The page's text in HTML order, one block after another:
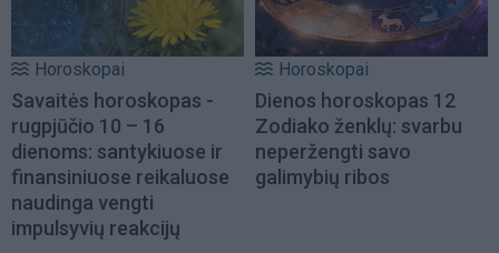
Horoskopai
Savaitės horoskopas -
rugpjūčio 10 – 16
dienoms: santykiuose ir
finansiniuose reikaluose
naudinga vengti
impulsyvių reakcijų
Horoskopai
Dienos horoskopas 12
Zodiako ženklų: svarbu
neperžengti savo
galimybių ribos